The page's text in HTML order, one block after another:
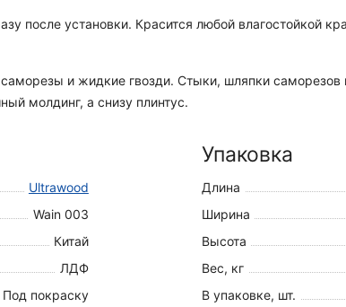
после установки. Красится любой влагостойкой
и жидкие гвозди. Стыки, шляпки
молдинг, а снизу плинтус.
Ultrawood
Wain 003
Китай
ЛДФ
Под покраску
Упаковка
Длина
Ширина
Высота
Вес, кг
В упаковке, шт.